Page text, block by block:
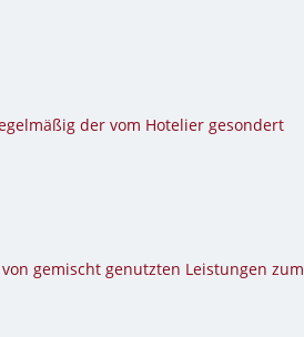
der vom Hotelier gesondert
gemischt genutzten Leistungen zum